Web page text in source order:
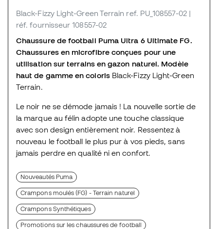
Black-Fizzy Light-Green Terrain ref. PU_108557-02 |
réf. fournisseur 108557-02
Chaussure de football Puma Ultra 6 Ultimate FG.
Chaussures en microfibre conçues pour une
utilisation sur terrains en gazon naturel. Modèle
haut de gamme en coloris Black-Fizzy Light-Green
Terrain.
Le noir ne se démode jamais ! La nouvelle sortie de
la marque au félin adopte une touche classique
avec son design entièrement noir. Ressentez à
nouveau le football le plus pur à vos pieds, sans
jamais perdre en qualité ni en confort.
Nouveautés Puma
Crampons moulés (FG) - Terrain naturel
Crampons Synthétiques
Promotions sur les chaussures de football